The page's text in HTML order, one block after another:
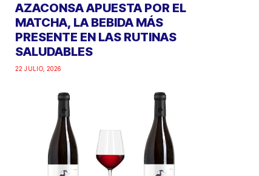
AZACONSA APUESTA POR EL
MATCHA, LA BEBIDA MÁS
PRESENTE EN LAS RUTINAS
SALUDABLES
22 JULIO, 2026